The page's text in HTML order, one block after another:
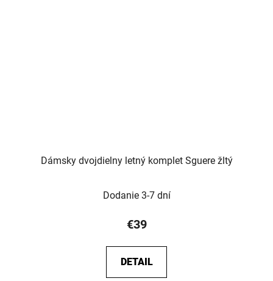
Dámsky dvojdielny letný komplet Sguere žltý
Dodanie 3-7 dní
€39
DETAIL